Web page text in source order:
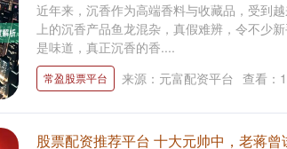
近年来，沉香作为高端香料与收藏品，受到
上的沉香产品鱼龙混杂，真假难辨，令不少
是味道，真正沉香的香....
常盈股票平台 来源：元富配资平台 查看：
股票配资推荐平台 十大元帅中，老蒋